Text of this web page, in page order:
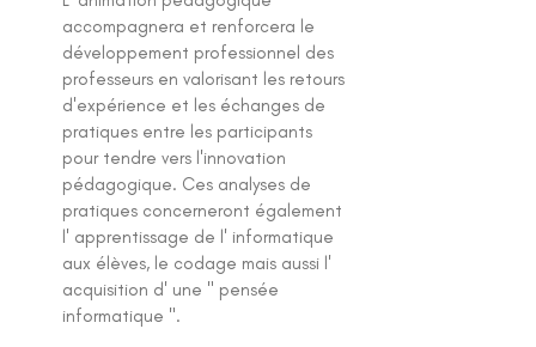
accompagnera et renforcera le
développement professionnel des
professeurs en valorisant les retours
d'expérience et les échanges de
pratiques entre les participants
pour tendre vers l'innovation
pédagogique. Ces analyses de
pratiques concerneront également
l' apprentissage de l' informatique
aux élèves, le codage mais aussi l'
acquisition d' une " pensée
informatique ".